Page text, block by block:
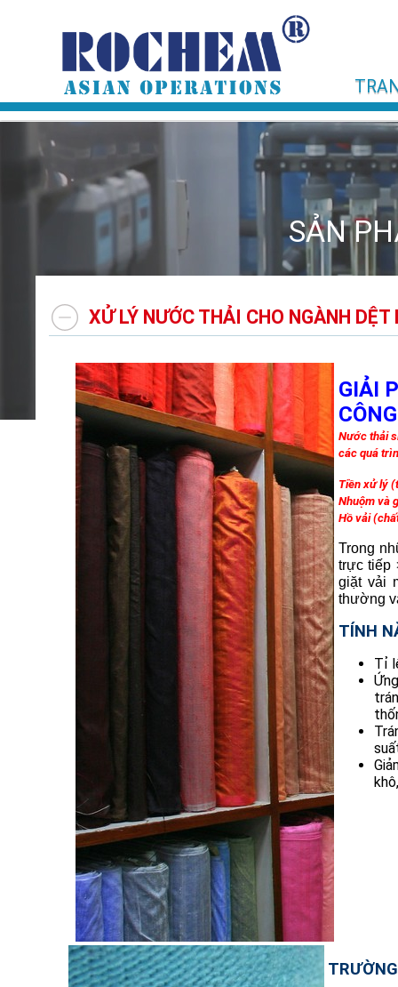
SẢN
XỬ LÝ NƯỚC THẢI CHO NGÀNH DỆT
GIẢI
Nước thải
các quá
Tiền xử lý
Nhuộm và
Hồ vải
Trong
trực tiếp
giặt vải
thường
TÍNH
Tỉ